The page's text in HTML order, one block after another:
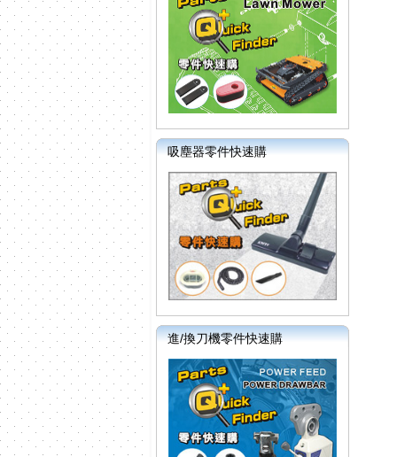
吸塵器零件快速購
進/換刀機零件快速購